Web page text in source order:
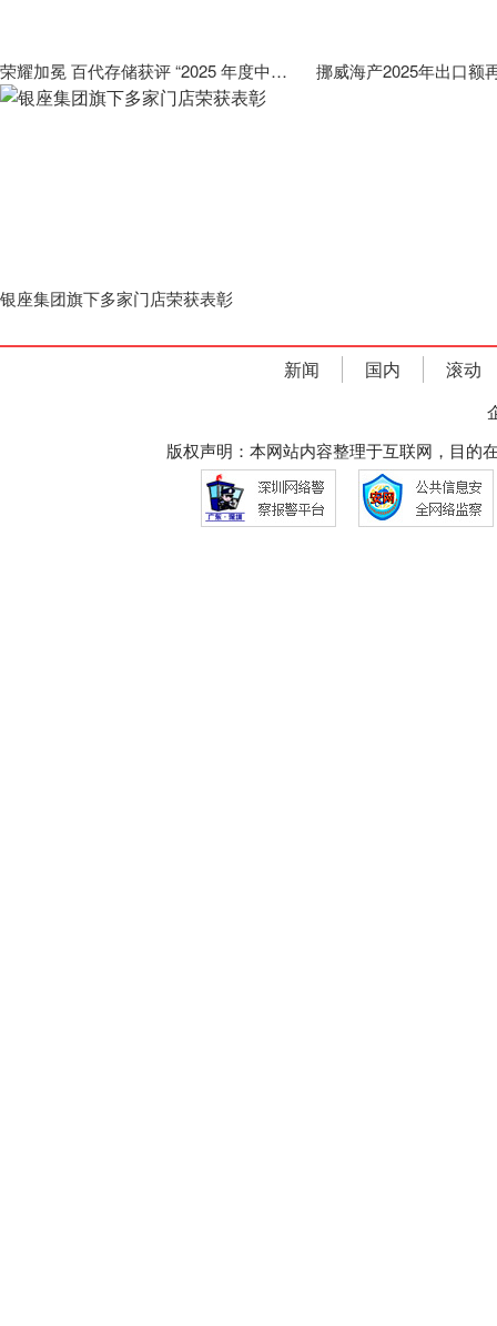
荣耀加冕 百代存储获评 “2025 年度中国十大信创存储品牌”，以自主创新筑牢国产化AI数据底座
银座集团旗下多家门店荣获表彰
新闻 国内 滚动
版权声明：本网站内容整理于互联网，目的